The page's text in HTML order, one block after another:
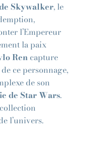
Skywalker, le
l’Empereur
la paix
Ren capture
ce personnage,
de son
de Star Wars.
l’univers.